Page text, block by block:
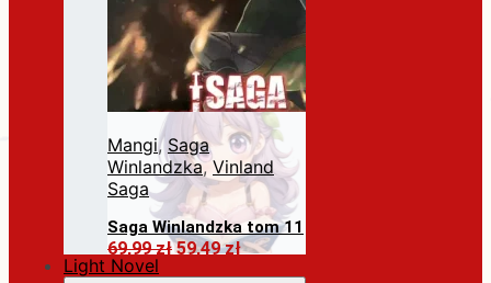
Mangi, Saga
Winlandzka,Vinland
Saga
Saga Winlandzka tom 11
69,99złPierwotna
59,49złAktualna
Dodaj do koszyka
Light Novel